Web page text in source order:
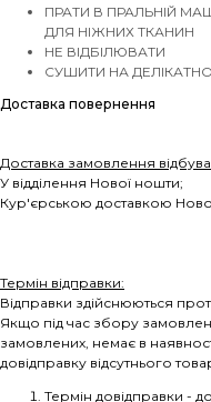
ПРАТИ В ПРАЛЬНІЙ
ДЛЯ НІЖНИХ ТКАНИН
НЕ ВІДБІЛЮВАТИ
СУШИТИ НА
Доставка повернення
Доставка замовлення
У відділення Нової ношти;
Кур'єрською доставкою
Термін відправки:
Відправки здійснюються
Якщо під час збору
замовлених, немає в
довідправку відсутнього
Термін довідправки -